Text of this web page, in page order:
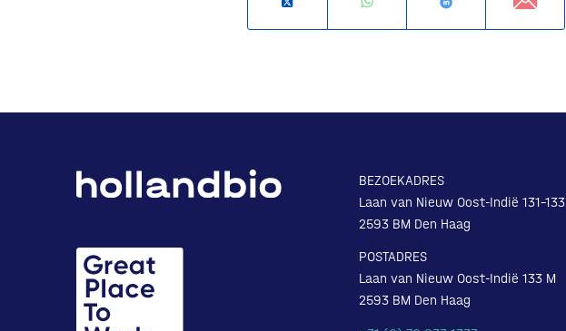
BEZOEKADRES
Laan van Nieuw Oost-Indië 131-133
2593 BM Den Haag
POSTADRES
Laan van Nieuw Oost-Indië 133 M
2593 BM Den Haag